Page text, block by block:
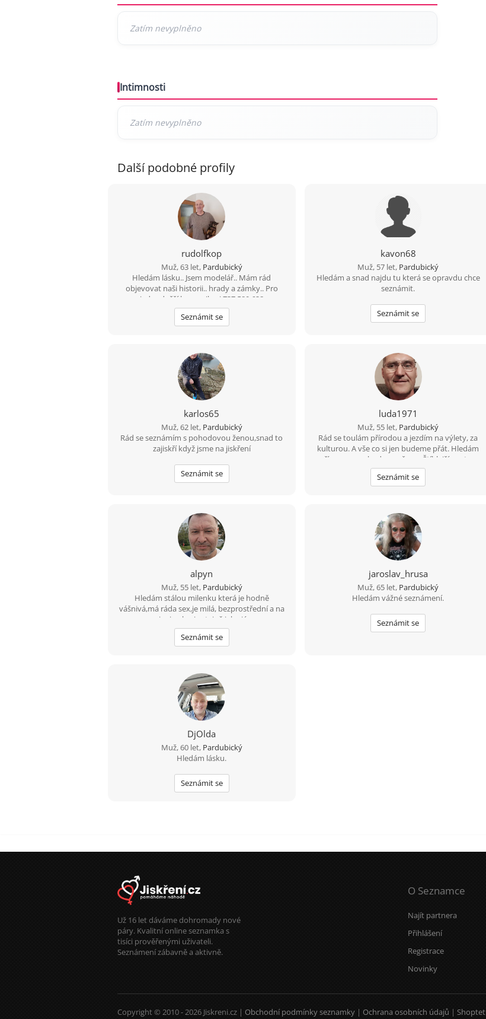
Intimnosti
Další podobné profily
rudolfkop
Muž, 63 let, Pardubický
Hledám lásku.. Jsem modelář.. Mám rád
objevovat naši historii.. hrady a zámky.. Pro
jednodušší komunikaci 737 580 628
Seznámit se
kavon68
Muž, 57 let, Pardubický
Hledám a snad najdu tu která se opravdu chce
seznámit.
Seznámit se
karlos65
Muž, 62 let, Pardubický
Rád se seznámím s pohodovou ženou,snad to
zajiskří když jsme na jiskření
Seznámit se
luda1971
Muž, 55 let, Pardubický
Rád se toulám přírodou a jezdím na výlety, za
kulturou. A vše co si jen budeme přát. Hledám
upřímnou a pohodovou ženu. Štíhlejší postavy.
Pardubicko. Najdu zde novou lásku a životní
partnerku.?Zkusíme to?
Seznámit se
alpyn
Muž, 55 let, Pardubický
Hledám stálou milenku která je hodně
vášnivá,má ráda sex,je milá, bezprostřední a na
nic si nehraje stejně jako já.
Seznámit se
jaroslav_hrusa
Muž, 65 let, Pardubický
Hledám vážné seznámení.
Seznámit se
DjOlda
Muž, 60 let, Pardubický
Hledám lásku.
Seznámit se
Už 16 let dáváme dohromady nové
páry. Kvalitní online seznamka s
tisíci prověřenými uživateli.
Seznámení zábavně a aktivně.
O Seznamce
Najít partnera
Přihlášení
Registrace
Novinky
Copyright © 2010 - 2026 Jiskreni.cz | Obchodní podmínky seznamky | Ochrana osobních údajů | Shoptet